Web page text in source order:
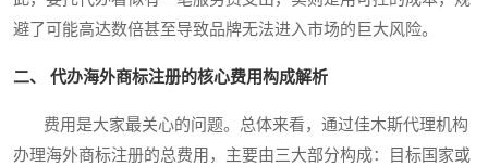
避了可能高达数倍甚至导致品牌无法进入市场的巨大风险。
二、 代办海外商标注册的核心费用构成解析
费用是大家最关心的问题。总体来看，通过佳木斯代理机构
办理海外商标注册的总费用，主要由三大部分构成：目标国家或